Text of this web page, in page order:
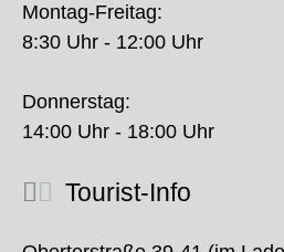
Montag-Freitag:
8:30 Uhr - 12:00 Uhr
Donnerstag:
14:00 Uhr - 18:00 Uhr
Tourist-Info